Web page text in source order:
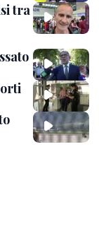
tra